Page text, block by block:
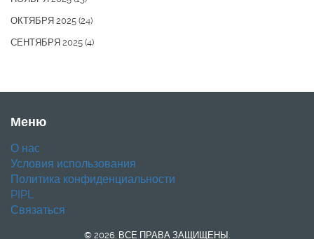
ОКТЯБРЯ 2025 (24)
СЕНТЯБРЯ 2025 (4)
Меню
О нас
Условия использования
Политика конфиденциальности
PIPL
Связаться
© 2026. ВСЕ ПРАВА ЗАЩИЩЕНЫ.